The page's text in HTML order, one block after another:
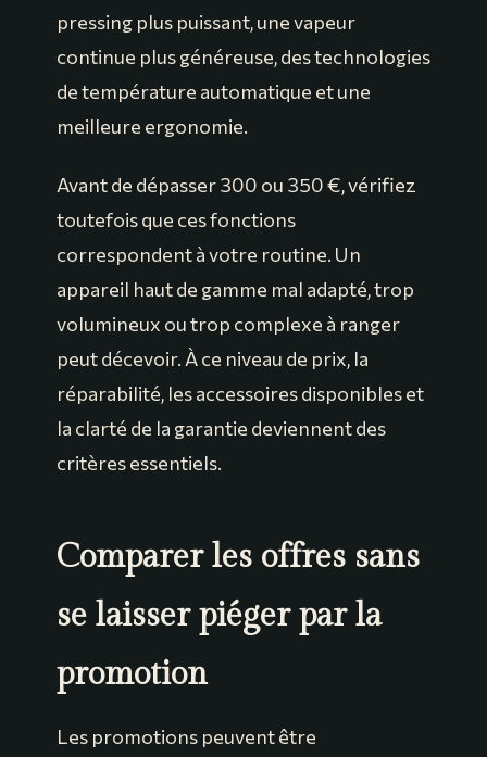
pressing plus puissant, une vapeur
continue plus généreuse, des technologies
de température automatique et une
meilleure ergonomie.
Avant de dépasser 300 ou 350 €, vérifiez
toutefois que ces fonctions
correspondent à votre routine. Un
appareil haut de gamme mal adapté, trop
volumineux ou trop complexe à ranger
peut décevoir. À ce niveau de prix, la
réparabilité, les accessoires disponibles et
la clarté de la garantie deviennent des
critères essentiels.
Comparer les offres sans
se laisser piéger par la
promotion
Les promotions peuvent être